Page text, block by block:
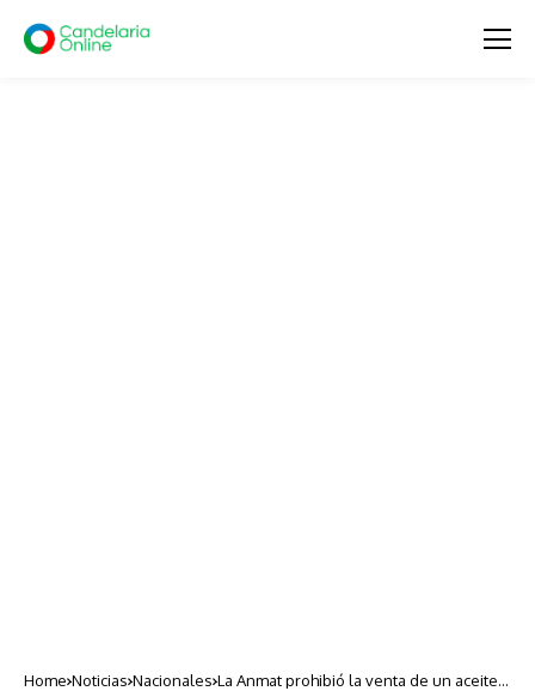
Home Noticias Nacionales La Anmat prohibió la venta de un aceite